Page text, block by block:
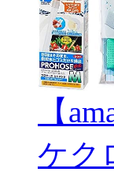
【
ケク